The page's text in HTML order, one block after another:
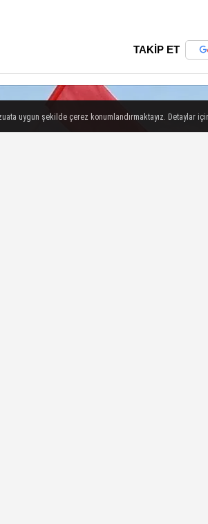
TAKİP ET
uygun şekilde çerez konumlandırmaktayız. Detaylar